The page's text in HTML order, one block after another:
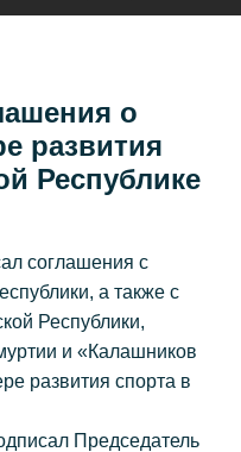
о
развития
Республике
соглашения с
а также с
Республики,
и «Калашников
развития спорта в
Председатель